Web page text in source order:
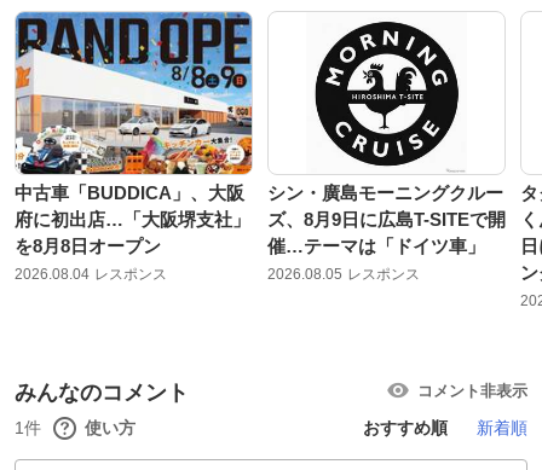
中古車「BUDDICA」、大阪
府に初出店…「大阪堺支社」
を8月8日オープン
2026.08.04 レスポンス
シン・廣島モーニングクルー
ズ、8月9日に広島T-SITEで開
催…テーマは「ドイツ車」
2026.08.05 レスポンス
みんなのコメント コメント非表示
1件 使い方 おすすめ順 新着順